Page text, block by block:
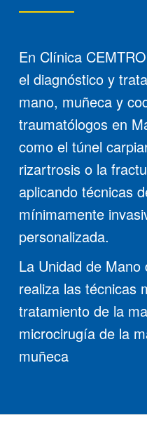
En Clínica
el diagnóstico y
mano, muñeca y
traumatólogos en
como el túnel
rizartrosis o la
aplicando técnicas
mínimamente
personalizada.
La Unidad de
realiza las técnicas
tratamiento de la
microcirugía de la
muñeca